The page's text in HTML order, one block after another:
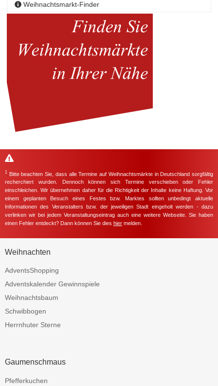
Weihnachtsmarkt-Finder
1
Bitte beachten Sie, dass alle Termine auf Weihnachtsmärkte in Deutschland sorgfältig
recherchiert wurden. Dennoch können sich Termine verschieben oder Fehler
einschleichen. Wir übernehmen daher für die Richtigkeit der Inhalte keine Haftung. Vor
einem geplanten Besuch eines Festes bzw. Marktes sollten unbedingt aktuelle
Informationen des Veranstalters bzw. der jeweiligen Stadt eingeholt werden - dazu
verlinken wir bei jedem Veranstaltungseintrag auch eine weitere Webseite. Sie haben
einen Fehler entdeckt? Dann können Sie dies hier melden.
Weihnachten
AdventsShopping
Adventskalender Gewinnspiele
Weihnachtsbaum
Schwibbogen
Herrnhuter Sterne
Gaumenschmaus
Pfefferkuchen